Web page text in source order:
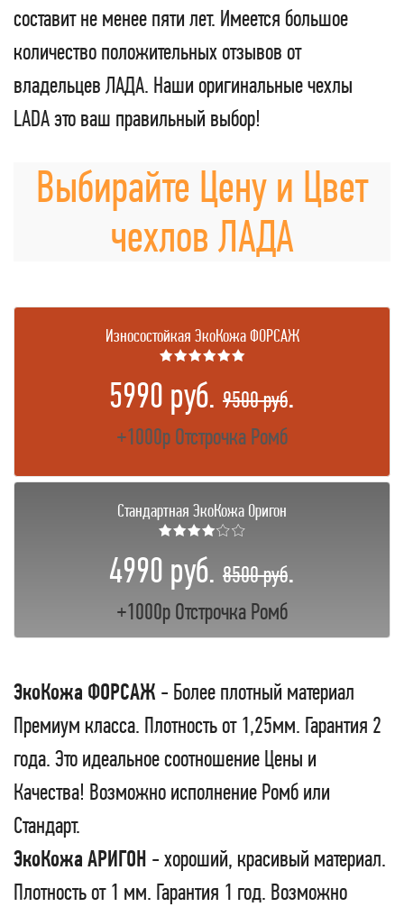
составит не менее пяти лет. Имеется большое
количество положительных отзывов от
владельцев ЛАДА. Наши оригинальные чехлы
LADA это ваш правильный выбор!
Выбирайте Цену и Цвет
чехлов ЛАДА
Износостойкая ЭкоКожа ФОРСАЖ
★★★★★★
5990 руб. 9500 руб.
+1000р Отстрочка Ромб
Стандартная ЭкоКожа Оригон
★★★★☆☆
4990 руб. 8500 руб.
+1000р Отстрочка Ромб
ЭкоКожа ФОРСАЖ - Более плотный материал
Премиум класса. Плотность от 1,25мм. Гарантия 2
года. Это идеальное соотношение Цены и
Качества! Возможно исполнение Ромб или
Стандарт.
ЭкоКожа АРИГОН - хороший, красивый материал.
Плотность от 1 мм. Гарантия 1 год. Возможно